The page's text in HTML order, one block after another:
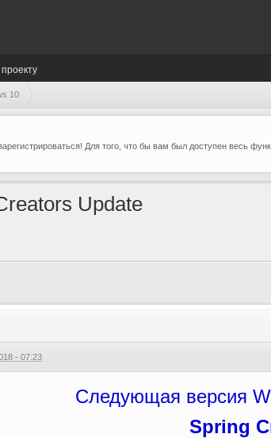
10
Для того, что бы вам был доступен весь
Update
- 07:23
Следующая версия
Spring